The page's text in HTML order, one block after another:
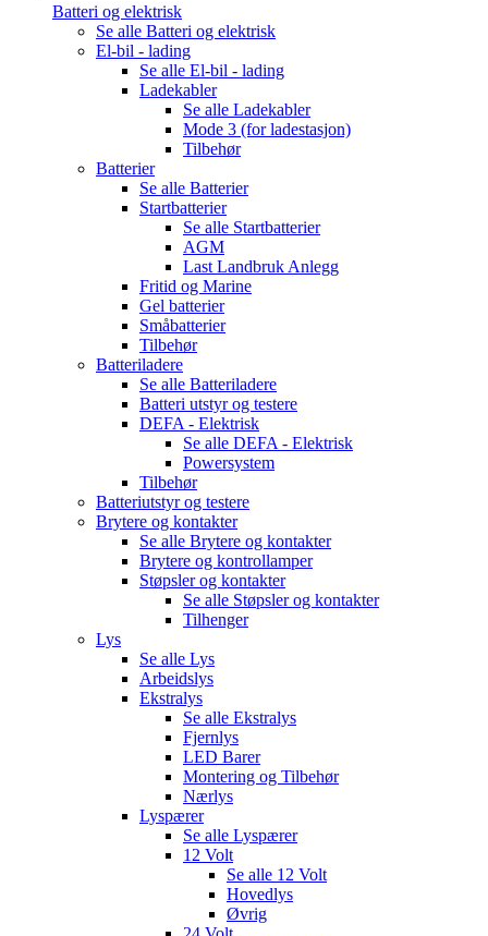
Batteri og elektrisk
Se alle Batteri og elektrisk
El-bil - lading
Se alle El-bil - lading
Ladekabler
Se alle Ladekabler
Mode 3 (for ladestasjon)
Tilbehør
Batterier
Se alle Batterier
Startbatterier
Se alle Startbatterier
AGM
Last Landbruk Anlegg
Fritid og Marine
Gel batterier
Småbatterier
Tilbehør
Batteriladere
Se alle Batteriladere
Batteri utstyr og testere
DEFA - Elektrisk
Se alle DEFA - Elektrisk
Powersystem
Tilbehør
Batteriutstyr og testere
Brytere og kontakter
Se alle Brytere og kontakter
Brytere og kontrollamper
Støpsler og kontakter
Se alle Støpsler og kontakter
Tilhenger
Lys
Se alle Lys
Arbeidslys
Ekstralys
Se alle Ekstralys
Fjernlys
LED Barer
Montering og Tilbehør
Nærlys
Lyspærer
Se alle Lyspærer
12 Volt
Se alle 12 Volt
Hovedlys
Øvrig